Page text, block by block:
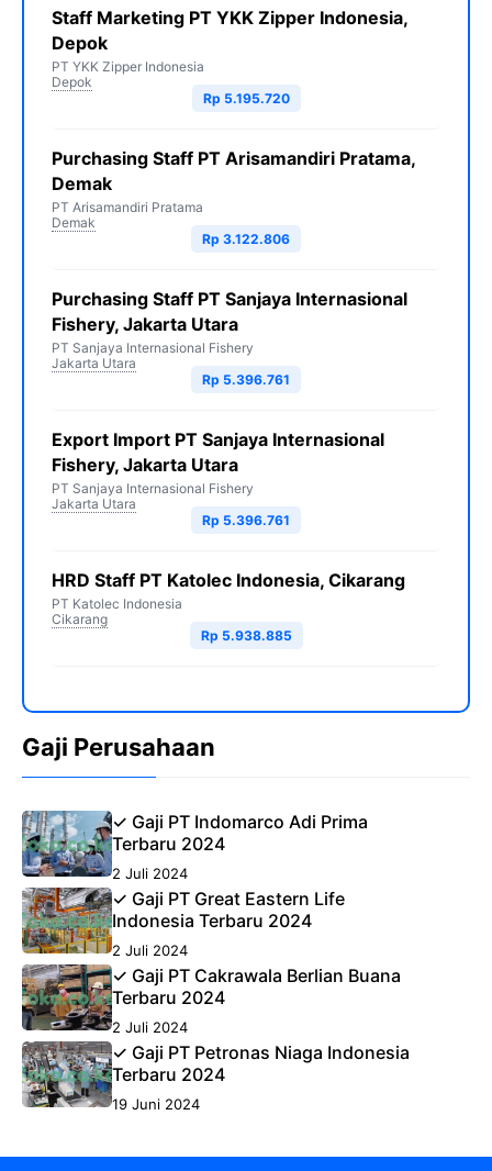
Staff Marketing PT YKK Zipper Indonesia,
Depok
PT YKK Zipper Indonesia
Depok
Rp 5.195.720
Purchasing Staff PT Arisamandiri Pratama,
Demak
PT Arisamandiri Pratama
Demak
Rp 3.122.806
Purchasing Staff PT Sanjaya Internasional
Fishery, Jakarta Utara
PT Sanjaya Internasional Fishery
Jakarta Utara
Rp 5.396.761
Export Import PT Sanjaya Internasional
Fishery, Jakarta Utara
PT Sanjaya Internasional Fishery
Jakarta Utara
Rp 5.396.761
HRD Staff PT Katolec Indonesia, Cikarang
PT Katolec Indonesia
Cikarang
Rp 5.938.885
Gaji Perusahaan
✓ Gaji PT Indomarco Adi Prima
Terbaru 2024
2 Juli 2024
✓ Gaji PT Great Eastern Life
Indonesia Terbaru 2024
2 Juli 2024
✓ Gaji PT Cakrawala Berlian Buana
Terbaru 2024
2 Juli 2024
✓ Gaji PT Petronas Niaga Indonesia
Terbaru 2024
19 Juni 2024